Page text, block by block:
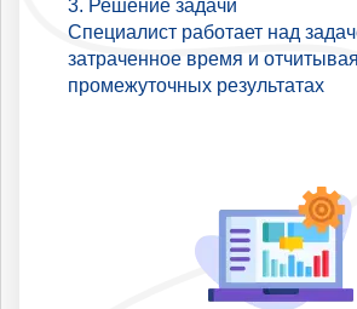
Решение задачи
Специалист работает над
затраченное время и
промежуточных результатах